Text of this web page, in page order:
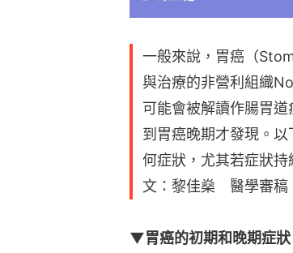
一般來說，胃癌（
與治療的非營利組織
可能會被解讀作腸胃
到胃癌晚期才發現。
何症狀，尤其若症狀持
文：黎佳燊 醫學審稿
▼胃癌的初期和晚期症狀